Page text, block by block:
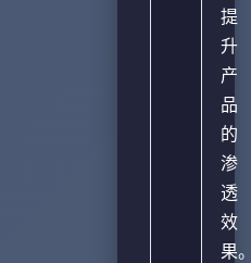
提
升
产
品
的
渗
透
效
果